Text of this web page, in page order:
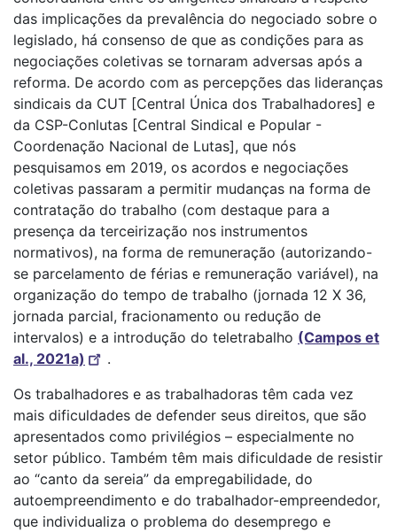
das implicações da prevalência do negociado sobre o
legislado, há consenso de que as condições para as
negociações coletivas se tornaram adversas após a
reforma. De acordo com as percepções das lideranças
sindicais da CUT [Central Única dos Trabalhadores] e
da CSP-Conlutas [Central Sindical e Popular -
Coordenação Nacional de Lutas], que nós
pesquisamos em 2019, os acordos e negociações
coletivas passaram a permitir mudanças na forma de
contratação do trabalho (com destaque para a
presença da terceirização nos instrumentos
normativos), na forma de remuneração (autorizando-
se parcelamento de férias e remuneração variável), na
organização do tempo de trabalho (jornada 12 X 36,
jornada parcial, fracionamento ou redução de
intervalos) e a introdução do teletrabalho (Campos et
al., 2021a)
.
Os trabalhadores e as trabalhadoras têm cada vez
mais dificuldades de defender seus direitos, que são
apresentados como privilégios – especialmente no
setor público. Também têm mais dificuldade de resistir
ao “canto da sereia” da empregabilidade, do
autoempreendimento e do trabalhador-empreendedor,
que individualiza o problema do desemprego e